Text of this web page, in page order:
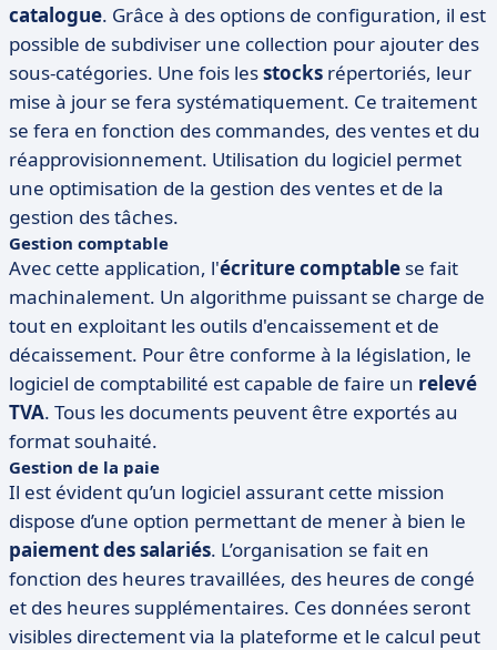
catalogue. Grâce à des options de configuration, il est
possible de subdiviser une collection pour ajouter des
sous-catégories. Une fois lesstocks répertoriés, leur
mise à jour se fera systématiquement. Ce traitement
se fera en fonction des commandes, des ventes et du
réapprovisionnement. Utilisation du logiciel permet
une optimisation de la gestion des ventes et de la
gestion des tâches.
Gestion comptable
Avec cette application, l'écriture comptable se fait
machinalement. Un algorithme puissant se charge de
tout en exploitant les outils d'encaissement et de
décaissement. Pour être conforme à la législation, le
logiciel de comptabilité est capable de faire un relevé
TVA. Tous les documents peuvent être exportés au
format souhaité.
Gestion de la paie
Il est évident qu’un logiciel assurant cette mission
dispose d’une option permettant de mener à bien le
paiement des salariés. L’organisation se fait en
fonction des heures travaillées, des heures de congé
et des heures supplémentaires. Ces données seront
visibles directement via la plateforme et le calcul peut